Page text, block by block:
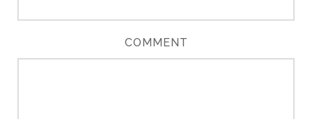
COMMENT